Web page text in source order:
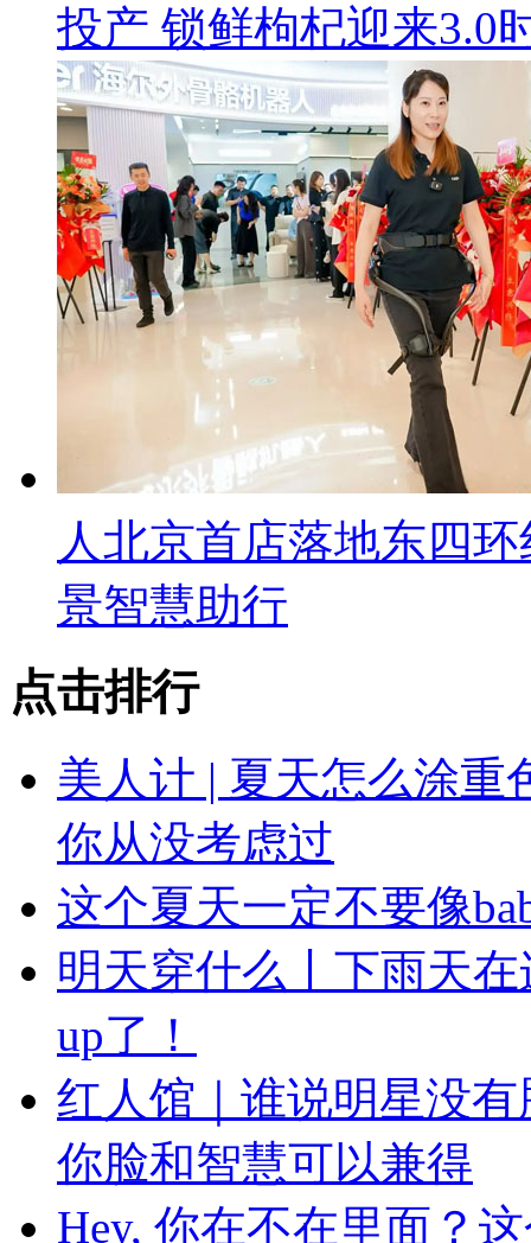
投产 锁鲜枸杞迎来3.0
人北京首店落地东四
景智慧助行
点击排行
美人计 | 夏天怎么涂重
你从没考虑过
这个夏天一定不要像
明天穿什么丨下雨天
up了！
红人馆｜谁说明星没
你脸和智慧可以兼得
Hey, 你在不在里面？